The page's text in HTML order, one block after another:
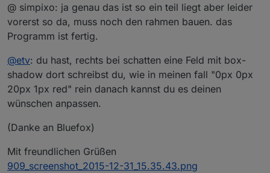
Online
@ simpixo: ja genau das ist so ein teil liegt aber leider
vorerst so da, muss noch den rahmen bauen. das
Programm ist fertig.
@etv: du hast, rechts bei schatten eine Feld mit box-
shadow dort schreibst du, wie in meinen fall "0px 0px
20px 1px red" rein danach kannst du es deinen
wünschen anpassen.
(Danke an Bluefox)
Mit freundlichen Grüßen
909_screenshot_2015-12-31_15.35.43.png